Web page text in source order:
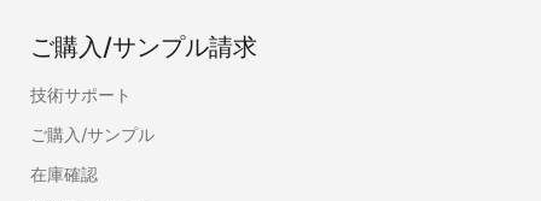
ご購入/サンプル請求
技術サポート
ご購入/サンプル
在庫確認